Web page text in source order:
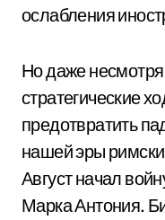
ослабления
Но даже несмотря
стратегические
предотвратить
нашей эры
Август начал
Марка Антония.